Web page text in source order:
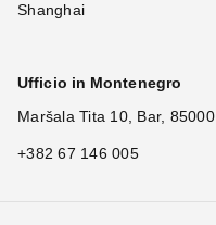
Shanghai
Ufficio in Montenegro
Maršala Tita 10, Bar, 85000
+382 67 146 005